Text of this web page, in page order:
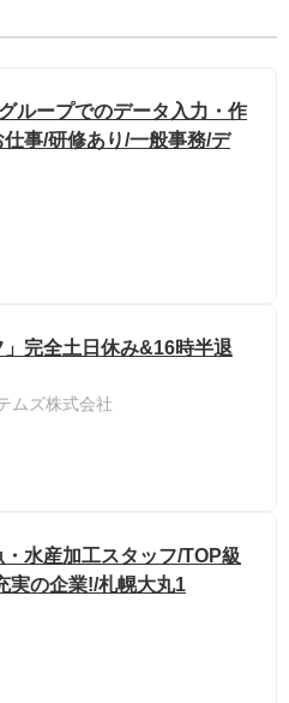
ループでのデータ入力・作
事/研修あり/一般事務/デ
」完全土日休み&16時半退
ムズ株式会社
水産加工スタッフ/TOP級
実の企業!/札幌大丸1